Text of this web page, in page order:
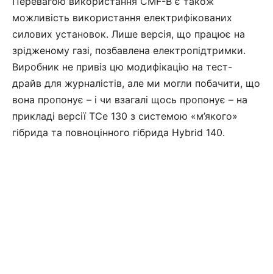
можливість використання електрифікованих
силових установок. Лише версія, що працює на
зрідженому газі, позбавлена ​​електропідтримки.
Виробник не привіз цю модифікацію на тест-
драйв для журналістів, але ми могли побачити, що
вона пропонує – і чи взагалі щось пропонує – на
прикладі версії TCe 130 з системою «м’якого»
гібрида та повноцінного гібрида Hybrid 140.